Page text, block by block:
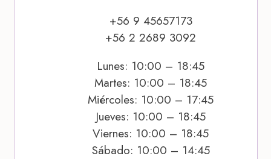
+56 9 45657173
+56 2 2689 3092
Lunes: 10:00 – 18:45
Martes: 10:00 – 18:45
Miércoles: 10:00 – 17:45
Jueves: 10:00 – 18:45
Viernes: 10:00 – 18:45
Sábado: 10:00 – 14:45